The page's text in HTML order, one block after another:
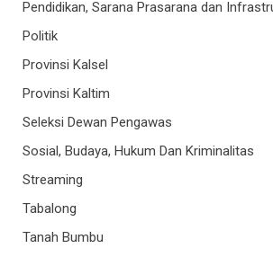
Pendidikan, Sarana Prasarana dan
Politik
Provinsi Kalsel
Provinsi Kaltim
Seleksi Dewan Pengawas
Sosial, Budaya, Hukum Dan Kriminalitas
Streaming
Tabalong
Tanah Bumbu